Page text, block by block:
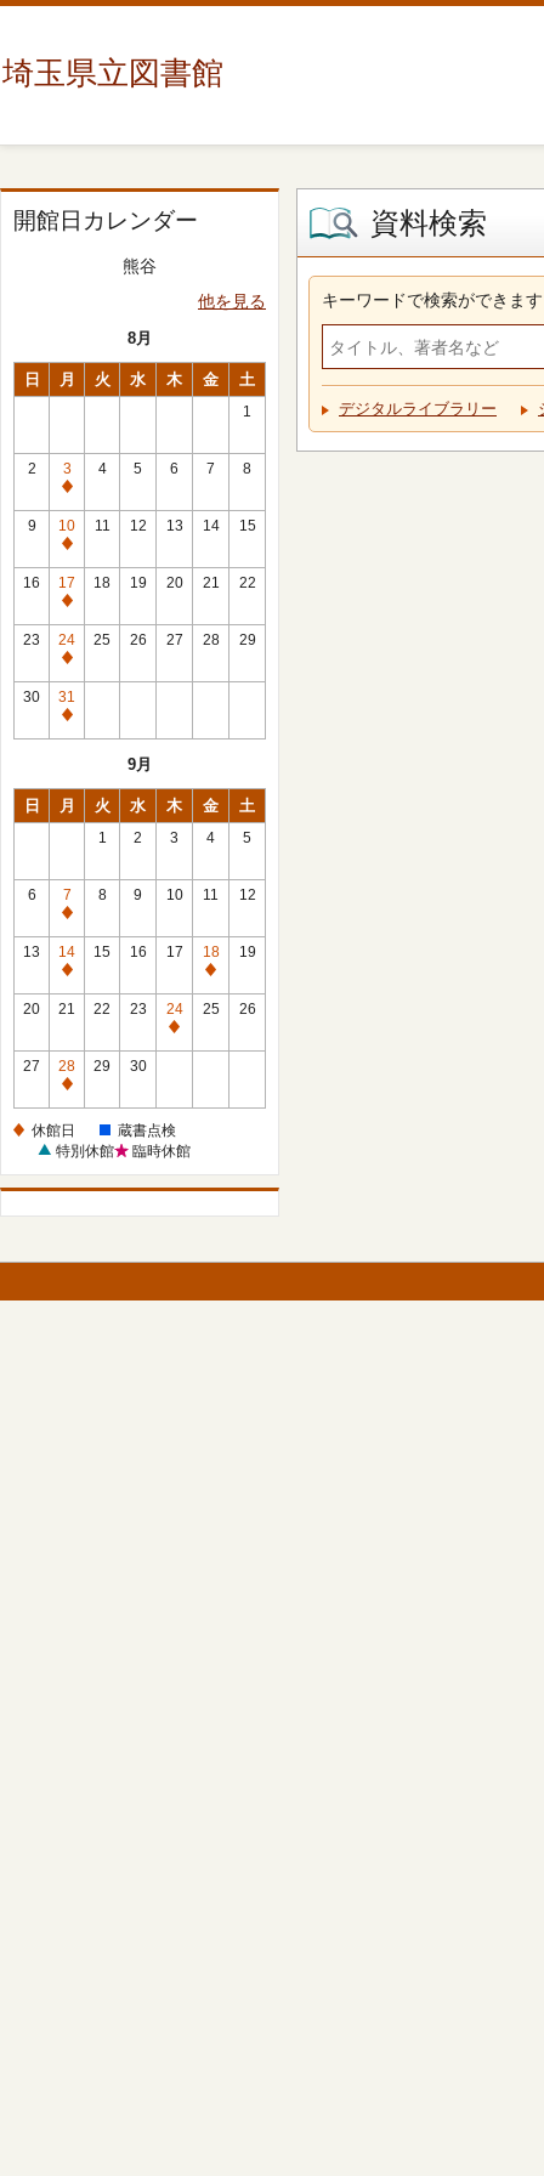
埼玉県立図書館
開館日カレンダー
熊谷
他を見る
8月
日 月 火 水 木 金 土
1
2
3
休
館
日
4 5 6 7 8
9
10
休
館
日
11 12 13 14 15
16
17
休
館
日
18 19 20 21 22
23
24
休
館
日
25 26 27 28 29
30
31
休
9月
日 月 火 水 木 金 土
1 2 3 4 5
6
7
休
館
日
8 9 10 11 12
13
14
休
館
15 16 17
18
休
館
19
20 21 22 23
24
休
25 26
27
28
休
日
29 30
休館日
蔵書点検
特別休館
臨時休館
資料検索
キーワードで検索ができます
デジタルライブラリー